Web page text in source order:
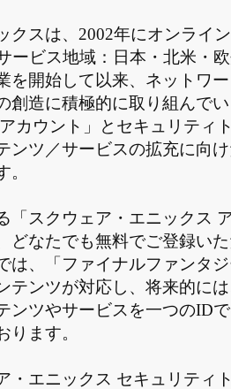
クスは、2002年にオンライ
ービス地域：日本・北米・
を開始して以来、ネットワ
創造に積極的に取り組んで
カウント」とセキュリティ
ンツ／サービスの拡充に向
。
「スクウェア・エニックス
どなたでも無料でご登録い
は、「ファイナルファンタ
テンツが対応し、将来的に
ンツやサービスを一つのID
ります。
・エニックス セキュリティ